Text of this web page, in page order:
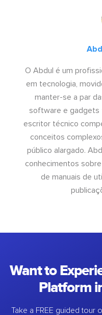
O Abdul é um
em tecnologia,
manter-se a par
software e gadgets
escritor técnico
conceitos
público alargado.
conhecimentos
de manuais de
Want to
Platform
Take a FREE guided tour